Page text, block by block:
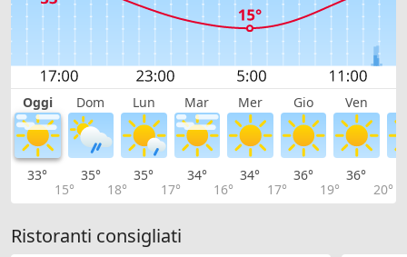
Oggi Dom Lun Mar Mer Gio Ven
33°
15°
35°
18°
35°
17°
34°
16°
34°
17°
36°
19°
36°
20°
Ristoranti consigliati